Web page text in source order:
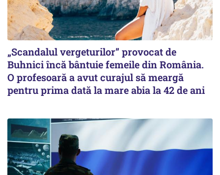
„Scandalul vergeturilor” provocat de
Buhnici încă bântuie femeile din România.
O profesoară a avut curajul să meargă
pentru prima dată la mare abia la 42 de ani